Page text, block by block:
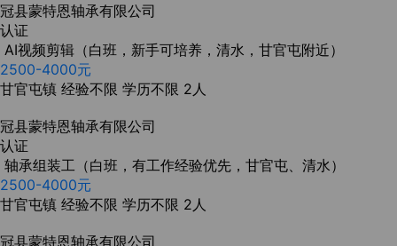
冠县蒙特恩轴承有限公司
认证
AI视频剪辑（白班，新手可培养，清水，甘官屯附近）
2500-4000元
甘官屯镇 经验不限 学历不限 2人
冠县蒙特恩轴承有限公司
认证
轴承组装工（白班，有工作经验优先，甘官屯、清水）
2500-4000元
甘官屯镇 经验不限 学历不限 2人
冠县蒙特恩轴承有限公司